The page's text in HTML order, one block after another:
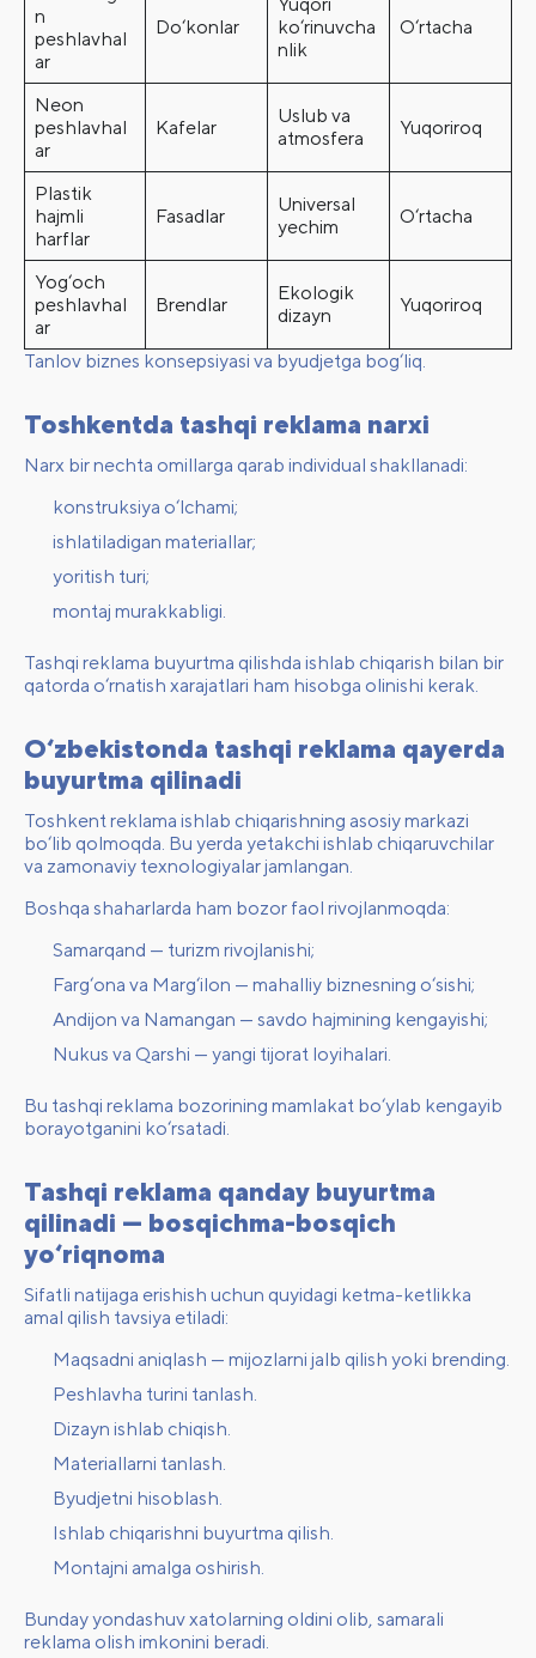
n
peshlavhal
ar
Do‘konlar
ko‘rinuvcha
nlik
O‘rtacha
Neon
peshlavhal
ar
Kafelar
Uslub va
atmosfera
Yuqoriroq
Plastik
hajmli
harflar
Fasadlar
Universal
yechim
O‘rtacha
Yog‘och
peshlavhal
ar
Brendlar
Ekologik
dizayn
Yuqoriroq
Tanlov biznes konsepsiyasi va byudjetga bog‘liq.
Toshkentda tashqi reklama narxi
Narx bir nechta omillarga qarab individual shakllanadi:
konstruksiya o‘lchami;
ishlatiladigan materiallar;
yoritish turi;
montaj murakkabligi.
Tashqi reklama buyurtma qilishda ishlab chiqarish bilan bir
qatorda o‘rnatish xarajatlari ham hisobga olinishi kerak.
O‘zbekistonda tashqi reklama qayerda
buyurtma qilinadi
Toshkent reklama ishlab chiqarishning asosiy markazi
bo‘lib qolmoqda. Bu yerda yetakchi ishlab chiqaruvchilar
va zamonaviy texnologiyalar jamlangan.
Boshqa shaharlarda ham bozor faol rivojlanmoqda:
Samarqand — turizm rivojlanishi;
Farg‘ona va Marg‘ilon — mahalliy biznesning o‘sishi;
Andijon va Namangan — savdo hajmining kengayishi;
Nukus va Qarshi — yangi tijorat loyihalari.
Bu tashqi reklama bozorining mamlakat bo‘ylab kengayib
borayotganini ko‘rsatadi.
Tashqi reklama qanday buyurtma
qilinadi — bosqichma-bosqich
yo‘riqnoma
Sifatli natijaga erishish uchun quyidagi ketma-ketlikka
amal qilish tavsiya etiladi:
Maqsadni aniqlash — mijozlarni jalb qilish yoki brending.
Peshlavha turini tanlash.
Dizayn ishlab chiqish.
Materiallarni tanlash.
Byudjetni hisoblash.
Ishlab chiqarishni buyurtma qilish.
Montajni amalga oshirish.
Bunday yondashuv xatolarning oldini olib, samarali
reklama olish imkonini beradi.